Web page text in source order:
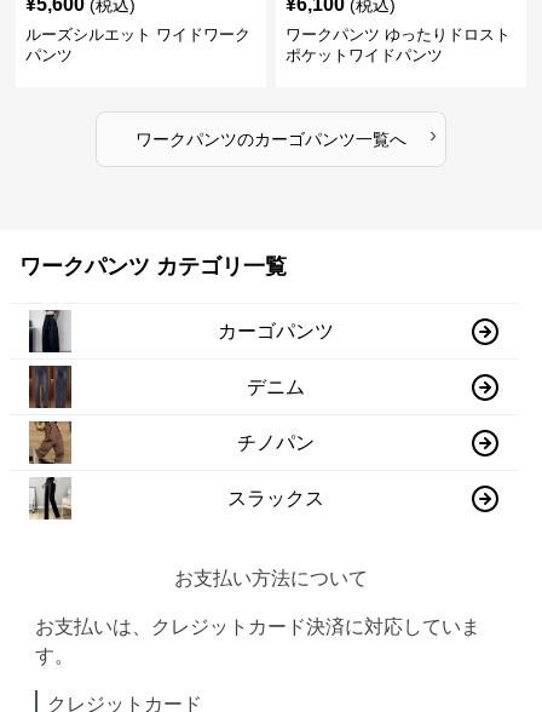
¥5,600 (税込)
ルーズシルエット ワイドワーク
パンツ
¥6,100 (税込)
ワークパンツ ゆったりドロスト
ポケットワイドパンツ
ワークパンツのカーゴパンツ一覧へ ›
ワークパンツ カテゴリ一覧
カーゴパンツ
デニム
チノパン
スラックス
お支払い方法について
お支払いは、クレジットカード決済に対応していま
す。
クレジットカード